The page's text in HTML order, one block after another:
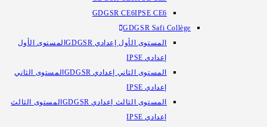
GDGSR CE6IPSE CE6
GDGSR Safi Collège
المستوى الأول إعدادي GDGSR
المستوى الأول
إعدادي IPSE
المستوى الثاني إعدادي GDGSR
المستوى الثاني
إعدادي IPSE
المستوى الثالث إعدادي GDGSR
المستوى الثالث
إعدادي IPSE